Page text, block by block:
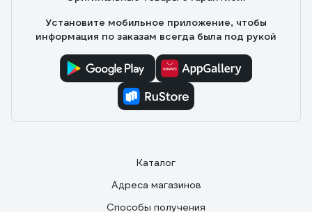
Установите мобильное приложение, чтобы
информация по заказам всегда была под рукой
Каталог
Адреса магазинов
Способы получения